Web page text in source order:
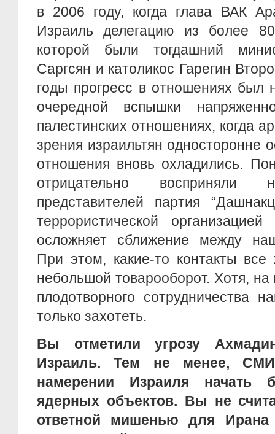
в 2006 году, когда глава ВАК
Израиль делегацию из более
которой были тогдашний
Саргсян и католикос Гарегин
годы прогресс в отношениях был
очередной вспышки
палестинских отношениях, когда
зрения израильтян односторонне
отношения вновь охладились.
отрицательно восприняли
представителей партия
террористической
осложняет сближение между
При этом, какие-то контакты
небольшой товарооборот. Хотя, на
плодотворного сотрудничества
только захотеть.
Вы отметили угрозу
Израиль. Тем не менее,
намерении Израиля начать
ядерных объектов. Вы не
ответной мишенью для Ирана